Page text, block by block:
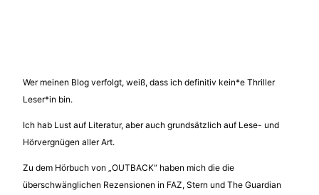
Wer meinen Blog verfolgt, weiß, dass ich definitiv kein*e Thriller
Leser*in bin.
Ich hab Lust auf Literatur, aber auch grundsätzlich auf Lese- und
Hörvergnügen aller Art.
Zu dem Hörbuch von „OUTBACK“ haben mich die die
überschwänglichen Rezensionen in FAZ, Stern und The Guardian